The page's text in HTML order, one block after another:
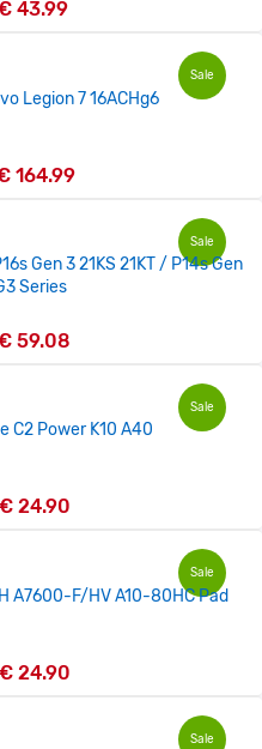
43.99
Sale
Legion 7 16ACHg6
164.99
Sale
Gen 3 21KS 21KT / P14s Gen
Series
59.08
Sale
C2 Power K10 A40
€ 24.90
Sale
A7600-F/HV A10-80HC Pad
€ 24.90
Sale